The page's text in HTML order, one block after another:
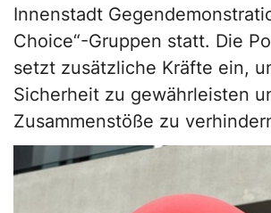
Innenstadt
Choice“-Gruppen statt. Die
setzt zusätzliche Kräfte ein,
Sicherheit zu gewährleisten
Zusammenstöße zu